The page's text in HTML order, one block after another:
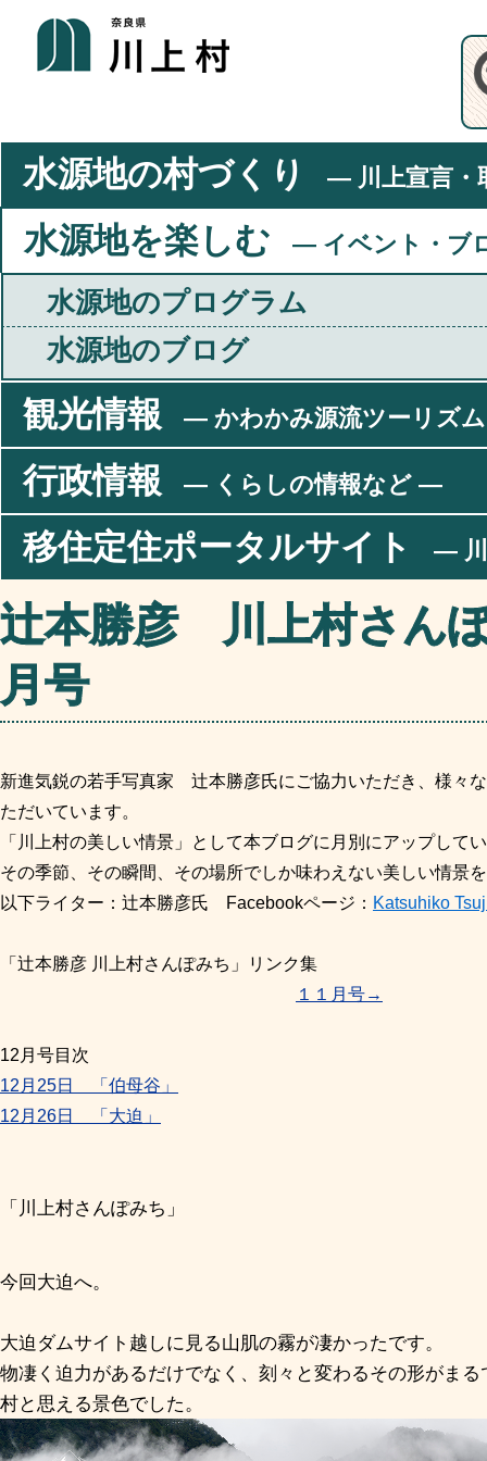
水源地の村づくり ― 川上宣言・
水源地を楽しむ ― イベント・ブ
水源地のプログラム
水源地のブログ
観光情報 ― かわかみ源流ツーリズ
行政情報 ― くらしの情報など ―
移住定住ポータルサイト ―
辻本勝彦 川上村さん
月号
新進気鋭の若手写真家 辻本勝彦氏にご協力いただき
、様々
ただいています。
「川上村の美しい情景」として本ブログに月別にアップして
その季節、その瞬間、その場所でしか味わえない美しい情景
以下ライター：辻本勝彦氏 Facebookページ： Katsuhiko
「辻本勝彦 川上村さんぽみち」リンク集
１１月号→
12月号目次
12月25日 「伯母谷」
12月26日 「大迫」
「川上村さんぽみち」
今回大迫へ。
大迫ダムサイト越しに見る山肌の霧が凄かったです。
物凄く迫力があるだけでなく、刻々と変わるその形がま
村と思える景色でした。